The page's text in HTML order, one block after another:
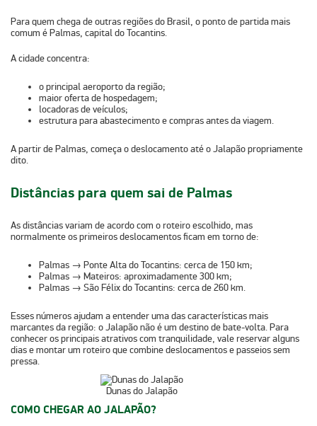
Para quem chega de outras regiões do Brasil, o ponto de partida mais
comum éPalmas, capital do Tocantins.
A cidade concentra:
o principal aeroporto da região;
maior oferta de hospedagem;
locadoras de veículos;
estrutura para abastecimento e compras antes da viagem.
A partir de Palmas, começa o deslocamento até o Jalapão propriamente
dito.
Distâncias para quem sai de Palmas
As distâncias variam de acordo com o roteiro escolhido, mas
normalmente os primeiros deslocamentos ficam em torno de:
Palmas → Ponte Alta do Tocantins: cerca de 150 km;
Palmas → Mateiros: aproximadamente 300 km;
Palmas → São Félix do Tocantins: cerca de 260 km.
Esses números ajudam a entender uma das características mais
marcantes da região: o Jalapão não é um destino de bate-volta. Para
conhecer os principais atrativos com tranquilidade, vale reservar alguns
dias e montar um roteiro que combine deslocamentos e passeios sem
pressa.
Dunas do Jalapão
COMO CHEGAR AO JALAPÃO?